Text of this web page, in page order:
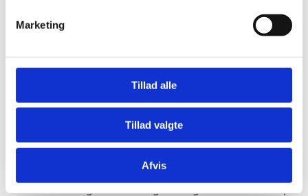
Marketing
Tillad alle
Tillad valgte
Afvis
kinesisk know-how, ingeniører og finansiering. Men
kineserne gør det ikke kun af et godt hjerte. Der er
tale om investeringer og lån, der også understøtter
Kinas hjemlige udvikling, og hvis afkast ender i Kina. I
værste fald kan det ende som alvorlige gældsfælder
for de afrikanske lande.
Det har flere afrikanske lande heldigvis fået øjnene op
alternativerne. Jeg brugte min rejse til at lancere et nyt